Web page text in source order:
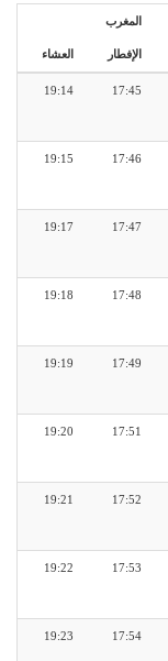
المغرب
الإفطار العشاء
17:45
19:14
17:46
19:15
17:47
19:17
17:48
19:18
17:49
19:19
17:51
19:20
17:52
19:21
17:53
19:22
17:54
19:23